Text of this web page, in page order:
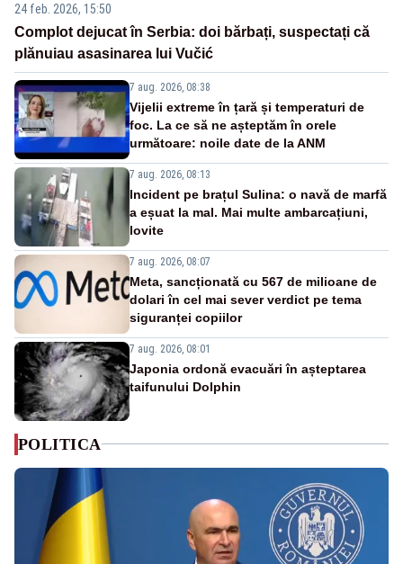
24 feb. 2026, 15:50
Complot dejucat în Serbia: doi bărbați, suspectați că
plănuiau asasinarea lui Vučić
7 aug. 2026, 08:38
Vijelii extreme în țară și temperaturi de
foc. La ce să ne așteptăm în orele
următoare: noile date de la ANM
7 aug. 2026, 08:13
Incident pe brațul Sulina: o navă de marfă
a eșuat la mal. Mai multe ambarcațiuni,
lovite
7 aug. 2026, 08:07
Meta, sancționată cu 567 de milioane de
dolari în cel mai sever verdict pe tema
siguranței copiilor
7 aug. 2026, 08:01
Japonia ordonă evacuări în așteptarea
taifunului Dolphin
POLITICA